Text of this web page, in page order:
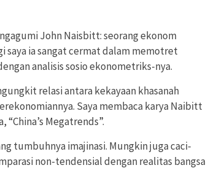
John Naisbitt: seorang ekonom
ia sangat cermat dalam memotret
analisis sosio ekonometriks-nya.
relasi antara kekayaan khasanah
Saya membaca karya Naibitt
Megatrends”.
tumbuhnya imajinasi. Mungkin juga caci-
non-tendensial dengan realitas bangsa